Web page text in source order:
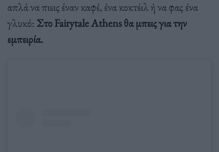
απλά να πιεις έναν καφέ, ένα κοκτέιλ ή να φας ένα
γλυκό: Στο Fairytale Athens θα μπεις για την
εμπειρία.